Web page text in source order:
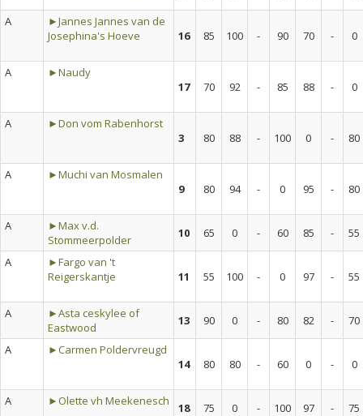
A
►Jannes Jannes van de
Josephina's Hoeve
16 85 100 - 90 70 - 0
A
►Naudy
17
70 92 - 85 88 - 0
A
►Don vom Rabenhorst
3
80 88 - 100 0 - 80
A
►Muchi van Mosmalen
9
80 94 - 0 95 - 80
A
►Max v.d.
Stommeerpolder
10 65 0 - 60 85 -
55
A
►Fargo van 't
Reigerskantje
11 55 100 - 0 97 - 55
A
►Asta ceskylee of
Eastwood
13 90 0 - 80 82 -
70
A
►Carmen Poldervreugd
14
80 80 - 60 0 - 0
A ►Olette vh Meekenesch 18 75 0 - 100 97 -
75